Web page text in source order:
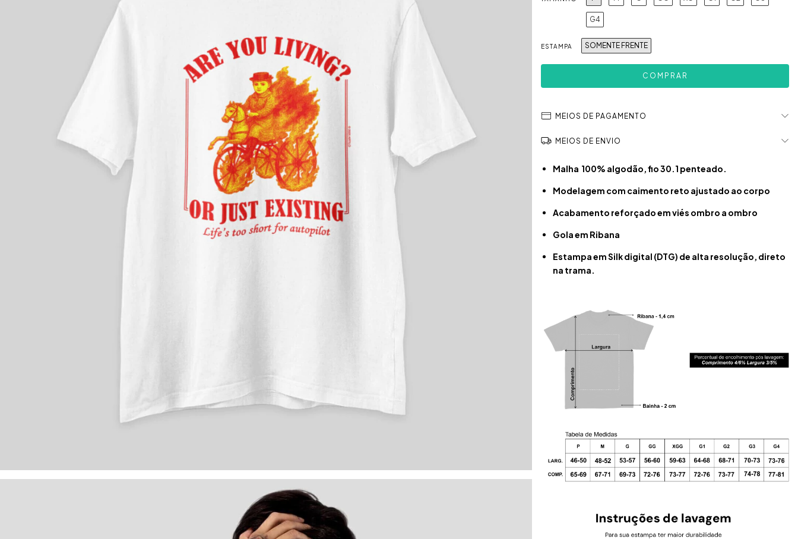
G4
ESTAMPA SOMENTE FRENTE
MEIOS DE PAGAMENTO
MEIOS DE ENVIO
Malha 100% algodão, fio 30.1 penteado.
Modelagem com caimento reto ajustado ao corpo
Acabamento reforçado em viés ombro a ombro
Gola em Ribana
Estampa em Silk digital (DTG) de alta resolução, direto
na trama.​